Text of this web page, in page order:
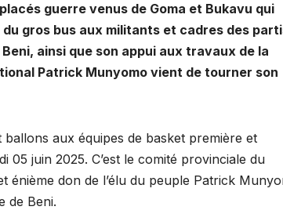
guerre venus de Goma et Bukavu qui
gros bus aux militants et cadres des
ainsi que son appui aux travaux de la
Patrick Munyomo vient de tourner son
aux équipes de basket première et
05 juin 2025. C’est le comité provinciale du
don de l’élu du peuple Patrick
de Beni.